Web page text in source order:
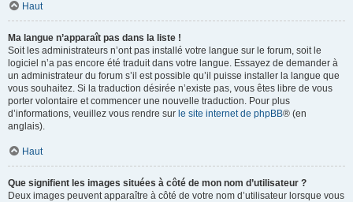
Haut
Ma langue n’apparaît pas dans la liste !
Soit les administrateurs n’ont pas installé votre langue sur le forum, soit le
logiciel n’a pas encore été traduit dans votre langue. Essayez de demander à
un administrateur du forum s’il est possible qu’il puisse installer la langue que
vous souhaitez. Si la traduction désirée n’existe pas, vous êtes libre de vous
porter volontaire et commencer une nouvelle traduction. Pour plus
d’informations, veuillez vous rendre sur le site internet de phpBB® (en
anglais).
Haut
Que signifient les images situées à côté de mon nom d’utilisateur ?
Deux images peuvent apparaître à côté de votre nom d’utilisateur lorsque vous